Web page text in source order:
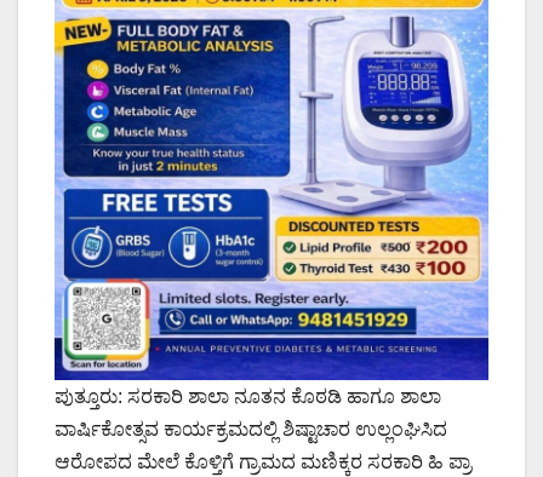
ಪುತ್ತೂರು: ಸರಕಾರಿ ಶಾಲಾ ನೂತನ ಕೊಠಡಿ ಹಾಗೂ ಶಾಲಾ
ವಾರ್ಷಿಕೋತ್ಸವ ಕಾರ್ಯಕ್ರಮದಲ್ಲಿ ಶಿಷ್ಟಾಚಾರ ಉಲ್ಲಂಘಿಸಿದ
ಆರೋಪದ ಮೇಲೆ ಕೊಳ್ತಿಗೆ ಗ್ರಾಮದ ಮಣಿಕ್ಕರ ಸರಕಾರಿ ಹಿ ಪ್ರಾ